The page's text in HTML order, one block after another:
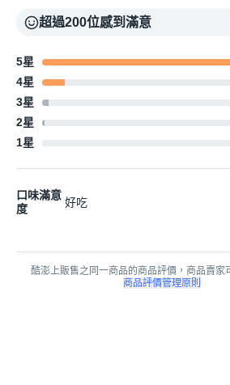
超過200位感到滿意
5星
4星
3星
2星
1星
口味滿意
度
好吃
酷澎上販售之同一商品的商品評價，商品賣家
商品評價管理原則